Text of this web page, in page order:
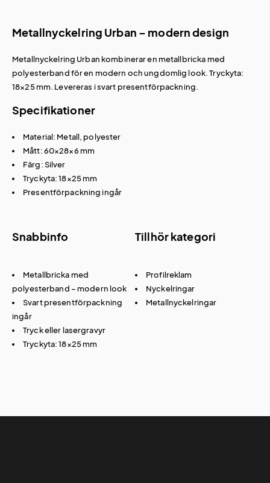
Metallnyckelring Urban – modern design
Metallnyckelring Urban kombinerar en metallbricka med
polyesterband för en modern och ungdomlig look. Tryckyta:
18×25 mm. Levereras i svart presentförpackning.
Specifikationer
Material: Metall, polyester
Mått: 60×28×6 mm
Färg: Silver
Tryckyta: 18×25 mm
Presentförpackning ingår
Snabbinfo
Metallbricka med
polyesterband – modern look
Svart presentförpackning
ingår
Tryck eller lasergravyr
Tryckyta: 18×25 mm
Tillhör kategori
Profilreklam
Nyckelringar
Metallnyckelringar